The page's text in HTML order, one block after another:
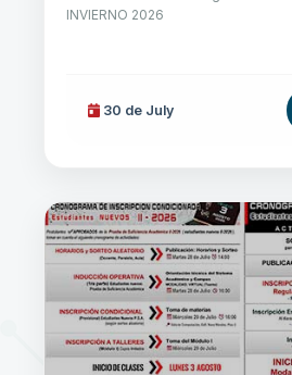
INVIERNO 2026
30 de July